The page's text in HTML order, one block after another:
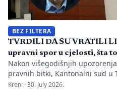
BEZ FILTERA
TVRDILI DA SU VRATILI
upravni spor u cjelosti, šta
Nakon višegodišnjih
pravnih bitki, Kantonalni sud u
presudu kojom se definitivno
Kreni ·30. July 2026.